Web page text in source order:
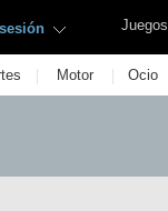
Juegos
| Motor | Ocio